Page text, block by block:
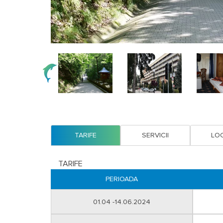
TARIFE SERVICII
TARIFE
PERIOADA
01.04 -14.06.2024